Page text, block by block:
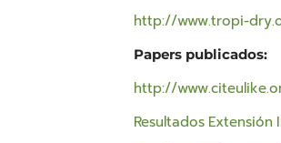
http://www.tropi-
Papers publicados:
http://
Resultados Extensión